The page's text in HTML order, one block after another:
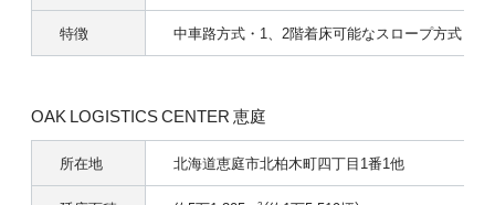
特徴 中車路方式・1、2階着床可能なスロープ方式
OAK LOGISTICS CENTER 恵庭
所在地 北海道恵庭市北柏木町四丁目1番1他